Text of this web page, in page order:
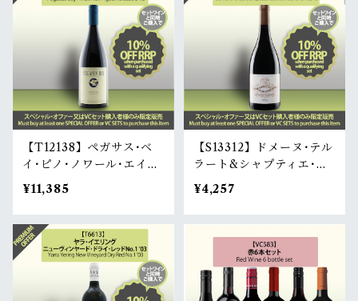
【T12138】ペガサス･ベ
イ･ピノ･ノワール･エイジ
ド･リリース S'12 | Pegas
us Bay Pinot Noir Aged
Release S'12
¥11,385
【S13312】ドメーヌ･テル
ラート&シャプティエ･マ
ラコフ･ヴィンヤード･シ
ラーズ '15 | Domaine Te
rlato & Chapoutier Lie
¥4,257